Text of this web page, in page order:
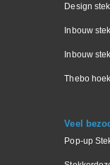
Design
Inbouw
Inbouw
Thebo
Veel
Pop-up